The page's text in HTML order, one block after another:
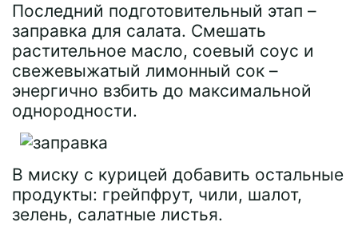
Последний подготовительный этап –
заправка для салата. Смешать
растительное масло, соевый соус и
свежевыжатый лимонный сок –
энергично взбить до максимальной
однородности.
В миску с курицей добавить остальные
продукты: грейпфрут, чили, шалот,
зелень, салатные листья.